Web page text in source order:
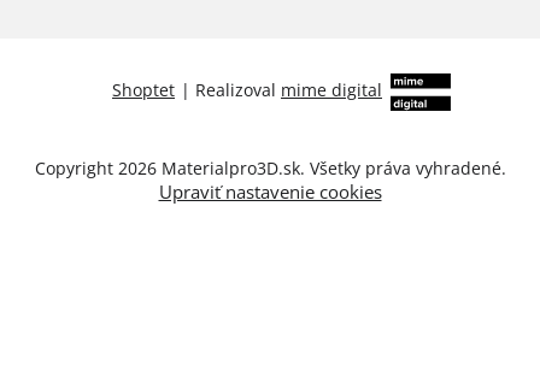
Shoptet | Realizoval mime digital
Copyright 2026 Materialpro3D.sk. Všetky práva vyhradené.
Upraviť nastavenie cookies